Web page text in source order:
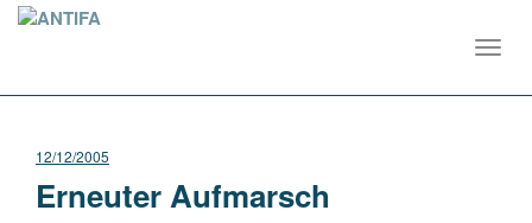
12/12/2005
Erneuter Aufmarsch